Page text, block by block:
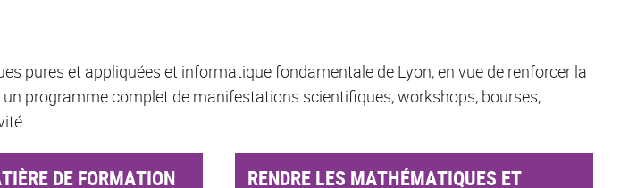
pures et appliquées et informatique fondamentale de Lyon, en vue de renforcer la
programme complet de manifestations scientifiques, workshops, bourses,
DE FORMATION
RENDRE LES MATHÉMATIQUES ET